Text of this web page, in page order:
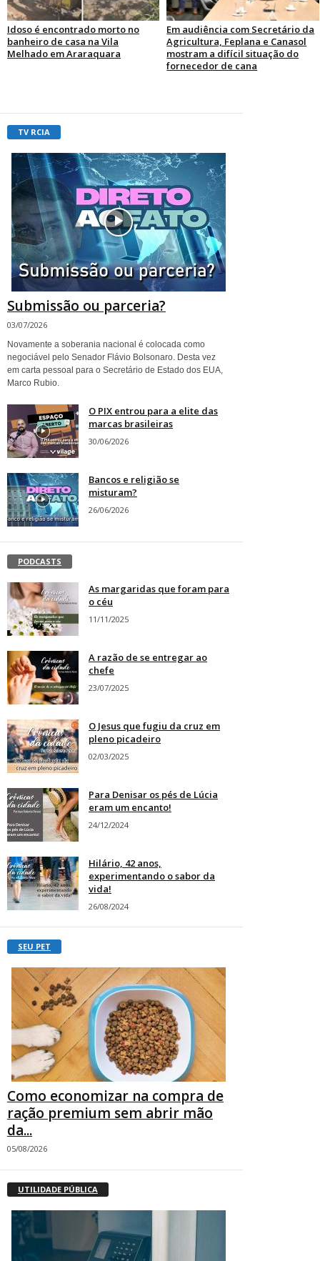
Idoso é encontrado morto no
banheiro de casa na Vila
Melhado em Araraquara
Em audiência com Secretário da
Agricultura, Feplana e Canasol
mostram a difícil situação do
fornecedor de cana
TV RCIA
Submissão ou parceria?
03/07/2026
Novamente a soberania nacional é colocada como
negociável pelo Senador Flávio Bolsonaro. Desta vez
em carta pessoal para o Secretário de Estado dos EUA,
Marco Rubio.
O PIX entrou para a elite das
marcas brasileiras
30/06/2026
Bancos e religião se
misturam?
26/06/2026
PODCASTS
As margaridas que foram para
o céu
11/11/2025
A razão de se entregar ao
chefe
23/07/2025
O Jesus que fugiu da cruz em
pleno picadeiro
02/03/2025
Para Denisar os pés de Lúcia
eram um encanto!
24/12/2024
Hilário, 42 anos,
experimentando o sabor da
vida!
26/08/2024
SEU PET
Como economizar na compra de
ração premium sem abrir mão
da...
05/08/2026
UTILIDADE PÚBLICA